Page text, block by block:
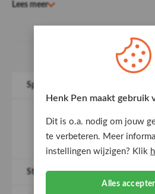
Henk Pen maakt gebruik
Dit is o.a. nodig om jouw
te verbeteren. Meer
instellingen wijzigen? Klik
Alles
punt opgepompt. De luifel is gemaakt
een licht, robuust en volledig
Diepte: 260 cm
Breedte: 390 cm
Peeslengte: 384 cm
op de camping genieten.
Lees meer
Specificaties
Standaard geleverd met